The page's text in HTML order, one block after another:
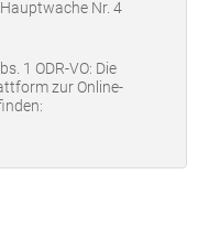
Nr. 4
1 ODR-VO: Die
zur Online-